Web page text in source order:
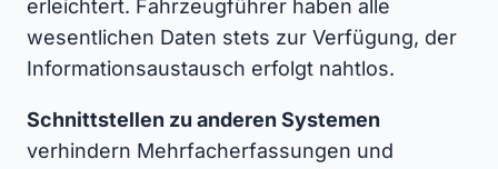
erleichtert. Fahrzeugführer haben alle
wesentlichen Daten stets zur Verfügung, der
Informationsaustausch erfolgt nahtlos.
Schnittstellen zu anderen Systemen
verhindern Mehrfacherfassungen und